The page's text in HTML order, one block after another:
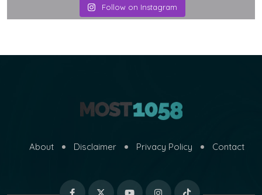
Follow on Instagram
About Disclaimer Privacy Policy Contact